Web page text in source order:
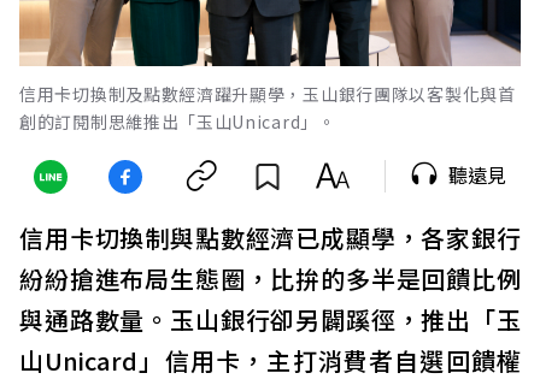
信用卡切換制及點數經濟躍升顯學，玉山銀行團隊以客製化與首
創的訂閱制思維推出「玉山Unicard」。
聽遠見
信用卡切換制與點數經濟已成顯學，各家銀行
紛紛搶進布局生態圈，比拚的多半是回饋比例
與通路數量。玉山銀行卻另闢蹊徑，推出「玉
山Unicard」信用卡，主打消費者自選回饋權